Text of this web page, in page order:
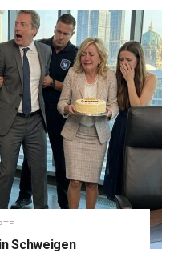
Schweigen